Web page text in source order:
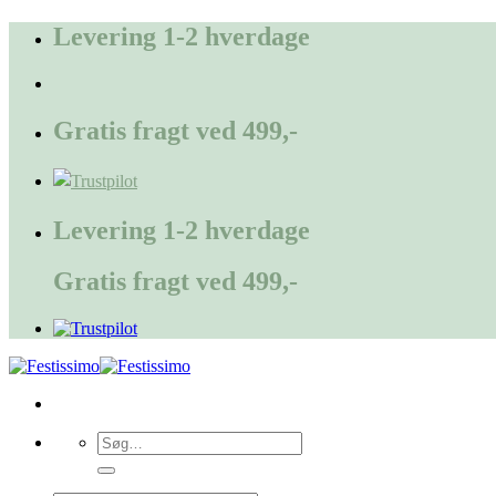
FortsætLevering 1-2 hverdage
Gratis fragt ved 499,-
Levering 1-2 hverdage
Gratis fragt ved 499,-
Søg
efter: